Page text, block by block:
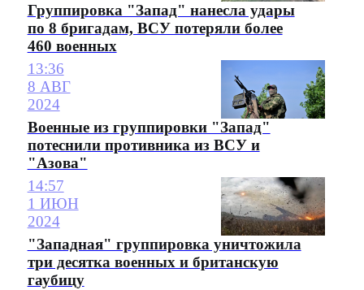
Группировка "Запад" нанесла удары
по 8 бригадам, ВСУ потеряли более
460 военных
13:36
8 АВГ
2024
Военные из группировки "Запад"
потеснили противника из ВСУ и
"Азова"
14:57
1 ИЮН
2024
"Западная" группировка уничтожила
три десятка военных и британскую
гаубицу